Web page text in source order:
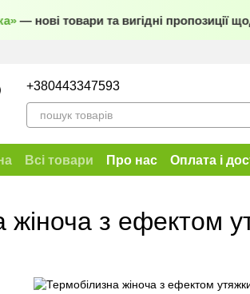
— нові товари та вигідні пропозиції
+380443347593
Всі товари Про нас Оплата і
публічної оферти
жіноча з ефектом